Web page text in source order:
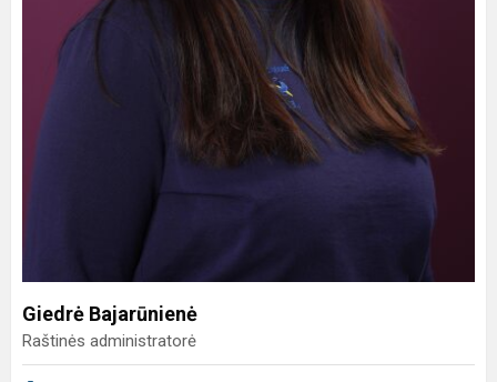
Giedrė Bajarūnienė
Raštinės administratorė